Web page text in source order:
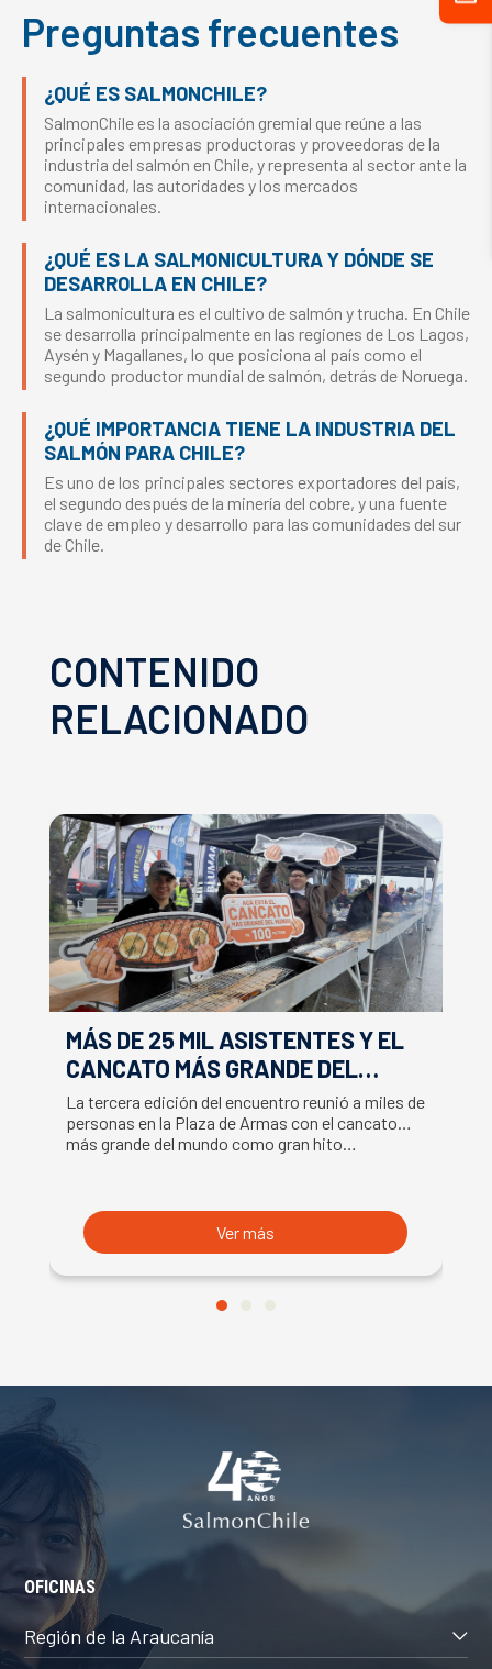
Preguntas frecuentes
¿QUÉ ES SALMONCHILE?
SalmonChile es la asociación gremial que reúne a las
principales empresas productoras y proveedoras de la
industria del salmón en Chile, y representa al sector ante la
comunidad, las autoridades y los mercados
internacionales.
¿QUÉ ES LA SALMONICULTURA Y DÓNDE SE
DESARROLLA EN CHILE?
La salmonicultura es el cultivo de salmón y trucha. En Chile
se desarrolla principalmente en las regiones de Los Lagos,
Aysén y Magallanes, lo que posiciona al país como el
segundo productor mundial de salmón, detrás de Noruega.
¿QUÉ IMPORTANCIA TIENE LA INDUSTRIA DEL
SALMÓN PARA CHILE?
Es uno de los principales sectores exportadores del país,
el segundo después de la minería del cobre, y una fuente
clave de empleo y desarrollo para las comunidades del sur
de Chile.
CONTENIDO
RELACIONADO
MÁS DE 25 MIL ASISTENTES Y EL
CANCATO MÁS GRANDE DEL
MUNDO MARCAN EXITOSO CIERRE
DE LA SEMANA DEL SALMÓN
La tercera edición del encuentro reunió a miles de
personas en la Plaza de Armas con el cancato
más grande del mundo como gran hito…
Ver más
OFICINAS
Región de la Araucanía